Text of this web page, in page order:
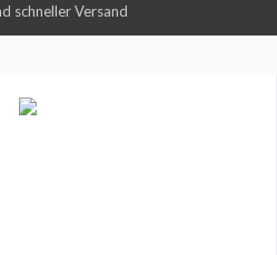
schneller Versand